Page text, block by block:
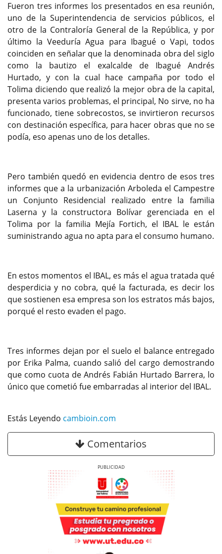
Fueron tres informes los presentados en esa reunión,
uno de la Superintendencia de servicios públicos, el
otro de la Contraloría General de la República, y por
último la Veeduría Agua para Ibagué o Vapi, todos
coinciden en señalar que la denominada obra del siglo
como la bautizo el exalcalde de Ibagué Andrés
Hurtado, y con la cual hace campaña por todo el
Tolima diciendo que realizó la mejor obra de la capital,
presenta varios problemas, el principal, No sirve, no ha
funcionado, tiene sobrecostos, se invirtieron recursos
con destinación específica, para hacer obras que no se
podía, eso apenas uno de los detalles.
Pero también quedó en evidencia dentro de esos tres
informes que a la urbanización Arboleda el Campestre
un Conjunto Residencial realizado entre la familia
Laserna y la constructora Bolívar gerenciada en el
Tolima por la familia Mejía Fortich, el IBAL le están
suministrando agua no apta para el consumo humano.
En estos momentos el IBAL, es más el agua tratada qué
desperdicia y no cobra, qué la facturada, es decir los
que sostienen esa empresa son los estratos más bajos,
porqué el resto evaden el pago.
Tres informes dejan por el suelo el balance entregado
por Erika Palma, cuando salió del cargo demostrando
que como cuota de Andrés Fabián Hurtado Barrera, lo
único que cometió fue embarradas al interior del IBAL.
Estás Leyendo cambioin.com
Comentarios